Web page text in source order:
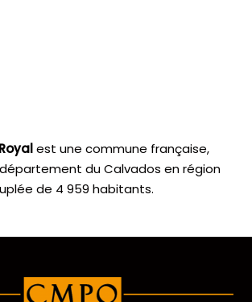
est une commune française,
du Calvados en région
de 4 959 habitants.